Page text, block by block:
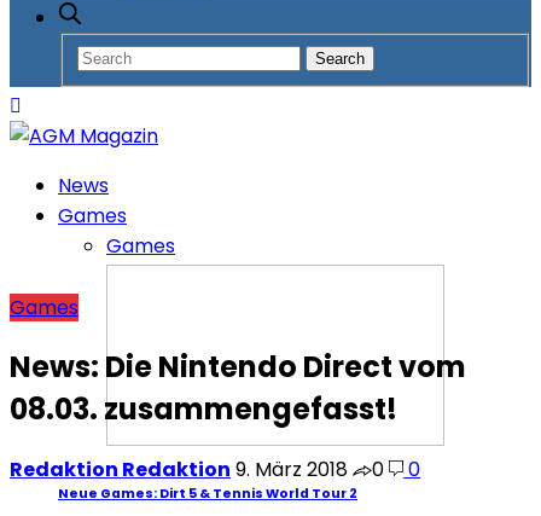
News
Games
Games
Neue Games: Dirt 5 & Tennis World Tour 2
Games
News: Die Nintendo Direct vom
08.03. zusammengefasst!
Redaktion Redaktion 9. März 2018 0 0